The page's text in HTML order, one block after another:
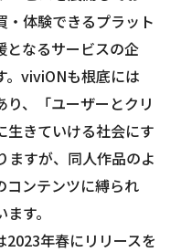
・体験できるプラット
となるサービスの企
。viviONも根底には
り、「ユーザーとクリ
生きていける社会にす
ますが、同人作品のよ
コンテンツに縛られ
す。
2023年春にリリースを